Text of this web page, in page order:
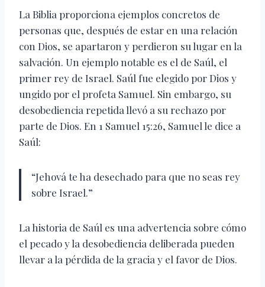
La Biblia proporciona ejemplos concretos de
personas que, después de estar en una relación
con Dios, se apartaron y perdieron su lugar en la
salvación. Un ejemplo notable es el de Saúl, el
primer rey de Israel. Saúl fue elegido por Dios y
ungido por el profeta Samuel. Sin embargo, su
desobediencia repetida llevó a su rechazo por
parte de Dios. En 1 Samuel 15:26, Samuel le dice a
Saúl:
“Jehová te ha desechado para que no seas rey
sobre Israel.”
La historia de Saúl es una advertencia sobre cómo
el pecado y la desobediencia deliberada pueden
llevar a la pérdida de la gracia y el favor de Dios.